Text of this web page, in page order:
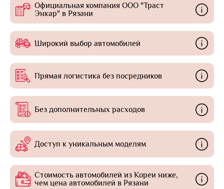
Официальная компания ООО "Траст
Энкар" в Рязани
Широкий выбор автомобилей
Прямая логистика без посредников
Без дополнительных расходов
Доступ к уникальным моделям
Стоимость автомобилей из Кореи ниже,
чем цена автомобилей в Рязани